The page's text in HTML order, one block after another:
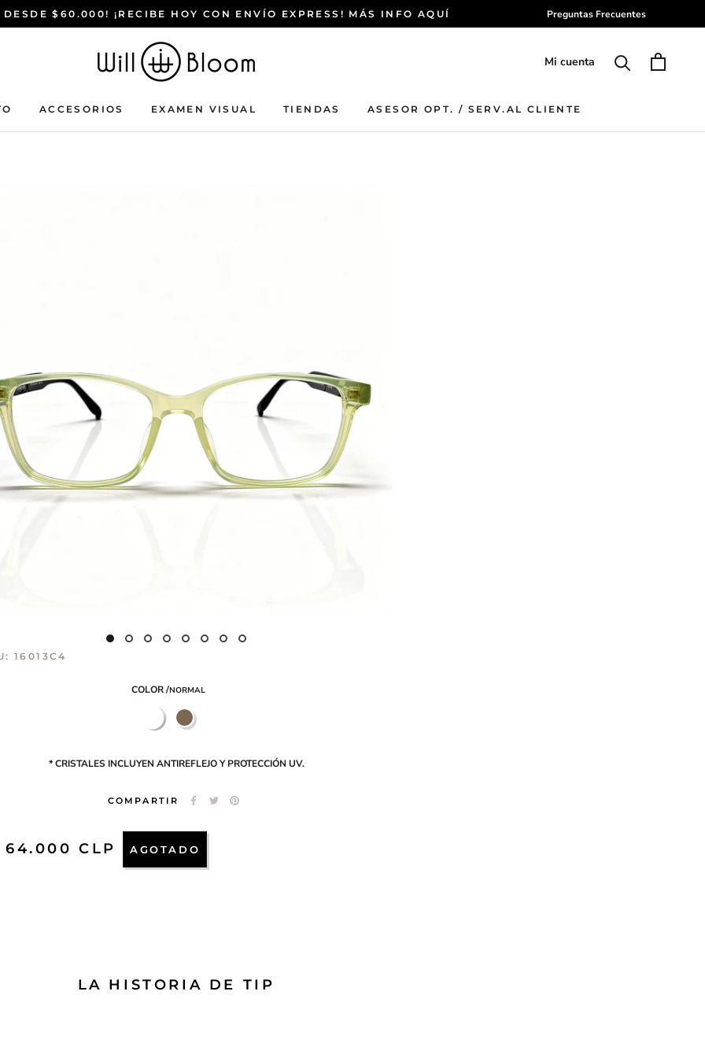
DESDE $60.000! ¡RECIBE HOY CON ENVÍO EXPRESS! MÁS INFO AQUÍ Preguntas Frecuentes
ACCESORIOS
EXAMEN VISUAL
TIENDAS
ASESOR OPT. / SERV.AL CLIENTE
Mi cuenta
16013C4
COLOR /NORMAL
VERDE
NEGRA
CAFE
* CRISTALES INCLUYEN ANTIREFLEJO Y PROTECCIÓN UV.
COMPARTIR
64.000 CLP AGOTADO
LA HISTORIA DE TIP